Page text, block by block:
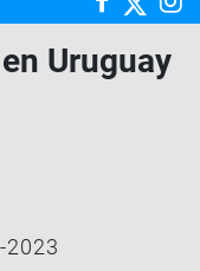
Uruguay
2023